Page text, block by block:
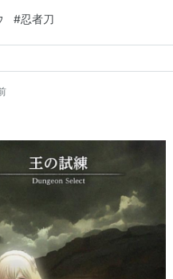
刀の強化イベントもきました。
#忍者刀